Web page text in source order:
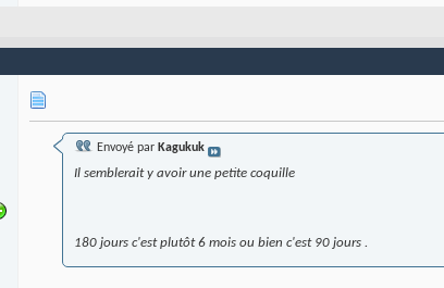
Envoyé par Kagukuk
Il semblerait y avoir une petite coquille
180 jours c'est plutôt 6 mois ou bien c'est 90 jours .